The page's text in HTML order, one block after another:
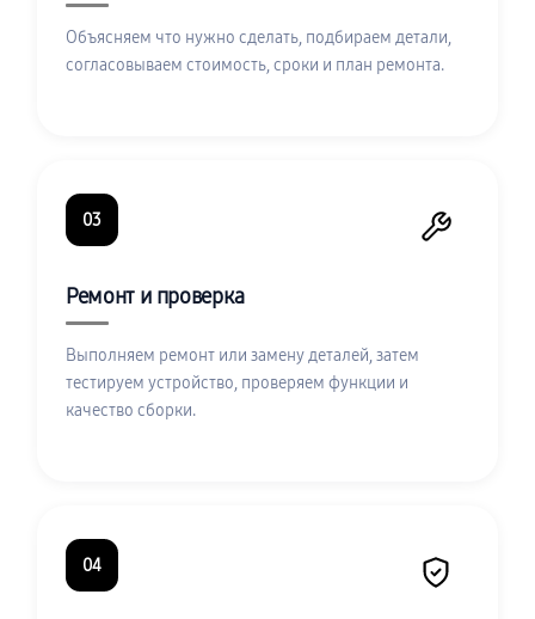
Объясняем что нужно сделать, подбираем детали,
согласовываем стоимость, сроки и план ремонта.
03
Ремонт и проверка
Выполняем ремонт или замену деталей, затем
тестируем устройство, проверяем функции и
качество сборки.
04